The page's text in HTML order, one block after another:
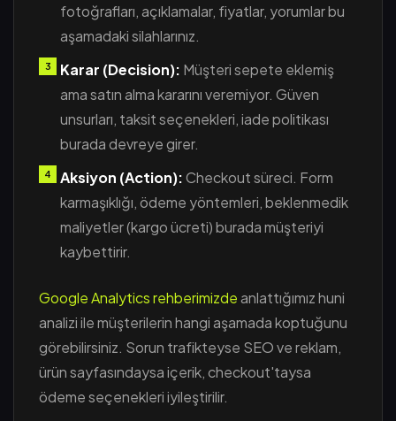
fotoğrafları, açıklamalar, fiyatlar, yorumlar bu
aşamadaki silahlarınız.
Karar (Decision): Müşteri sepete eklemiş
ama satın alma kararını veremiyor. Güven
unsurları, taksit seçenekleri, iade politikası
burada devreye girer.
Aksiyon (Action):Checkout süreci. Form
karmaşıklığı, ödeme yöntemleri, beklenmedik
maliyetler (kargo ücreti) burada müşteriyi
kaybettirir.
Google Analytics rehberimizdeanlattığımız huni
analizi ile müşterilerin hangi aşamada koptuğunu
görebilirsiniz. Sorun trafikteyse SEO ve reklam,
ürün sayfasındaysa içerik, checkout'taysa
ödeme seçenekleri iyileştirilir.